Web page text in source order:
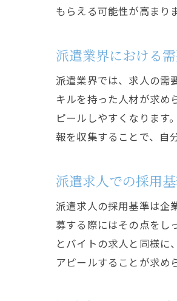
もらえる可能性が高まり
派遣業界における
派遣業界では、求人の需
キルを持った人材が求め
ピールしやすくなります
報を収集することで、自
派遣求人での採用
派遣求人の採用基準は企
募する際にはその点をし
とバイトの求人と同様に
アピールすることが求め